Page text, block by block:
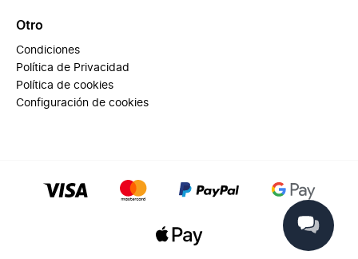
Otro
Condiciones
Política de Privacidad
Política de cookies
Configuración de cookies